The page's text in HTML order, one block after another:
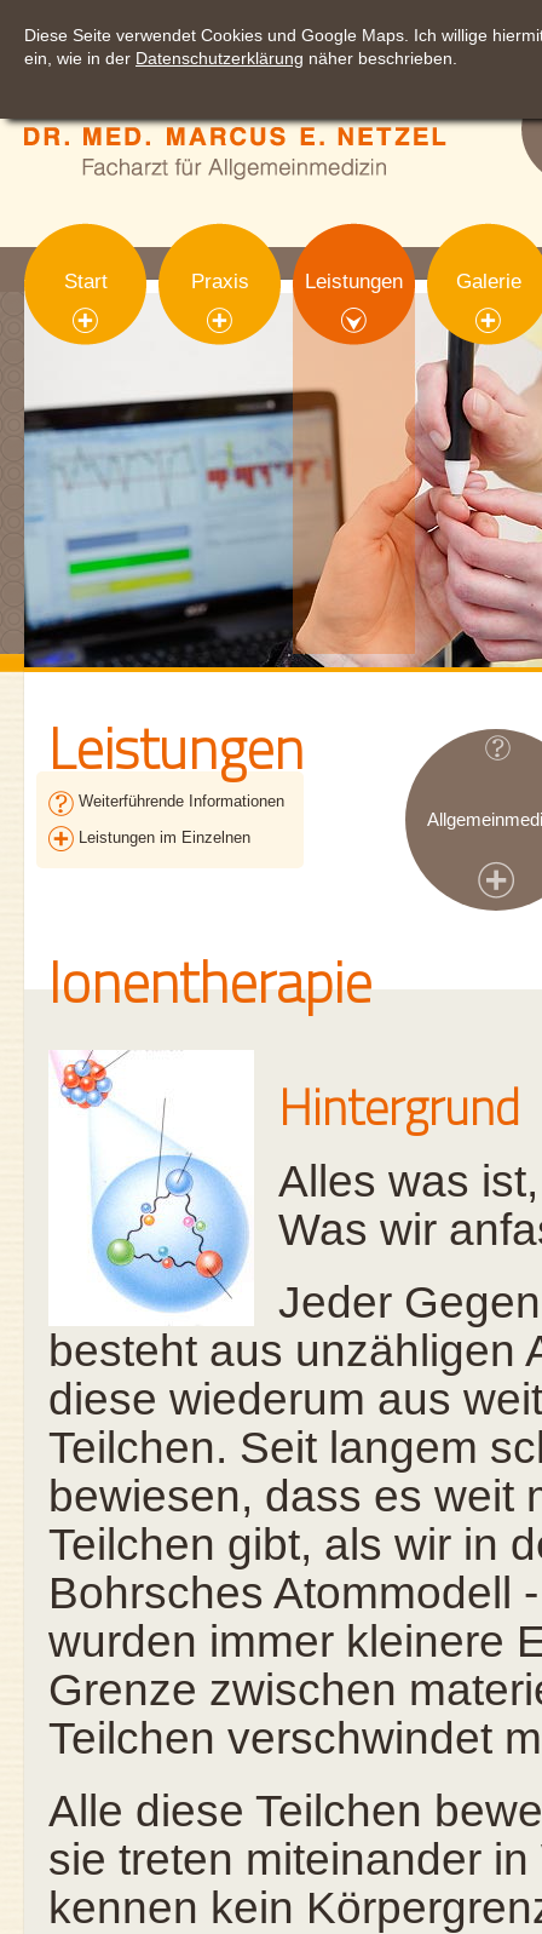
Diese Seite verwendet Cookies und Google Maps. Ich willige
ein, wie in der Datenschutzerklärung näher beschrieben.
Start Praxis Leistungen Galerie
sections['visual']): ?>
Leistungen
Weiterführende Informationen
Leistungen im Einzelnen
Ionentherapie
Hintergrund
Alles was
Was wir
Jeder
besteht aus unzähligen
diese wiederum aus
Teilchen. Seit langem
bewiesen, dass es weit
Teilchen gibt, als wir in
Bohrsches Atommodell
wurden immer kleinere
Grenze zwischen
Teilchen verschwindet
Alle diese Teilchen
sie treten miteinander
kennen kein